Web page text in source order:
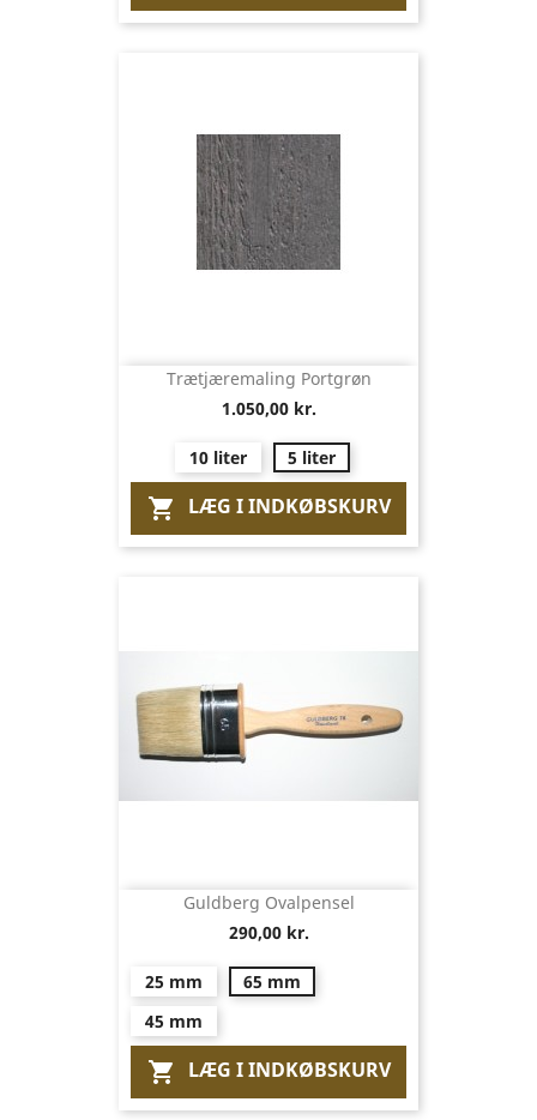
Trætjæremaling Portgrøn
1.050,00 kr.
10 liter 5 liter
 LÆG I INDKØBSKURV
Guldberg Ovalpensel
290,00 kr.
25 mm
65 mm
45 mm
 LÆG I INDKØBSKURV